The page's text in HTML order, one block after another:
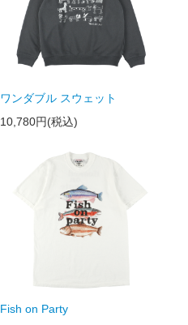
ワンダブル スウェット
10,780円(税込)
Fish on Party